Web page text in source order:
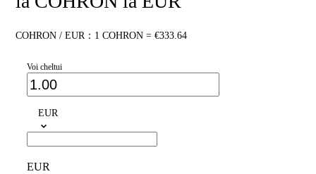
COHRON / EUR：1 COHRON = €333.64
Voi cheltui
EUR
EUR